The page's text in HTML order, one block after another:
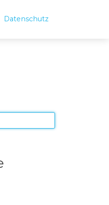
Datenschutz